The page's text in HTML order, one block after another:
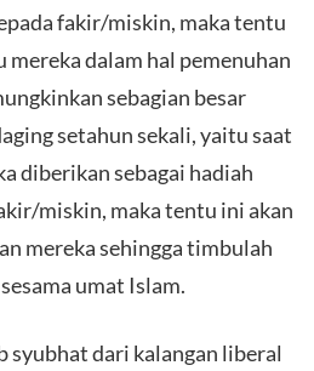
fakir/miskin, maka tentu
mereka dalam hal pemenuhan
sebagian besar
setahun sekali, yaitu saat
diberikan sebagai hadiah
miskin, maka tentu ini akan
mereka sehingga timbulah
umat Islam.
syubhat dari kalangan liberal